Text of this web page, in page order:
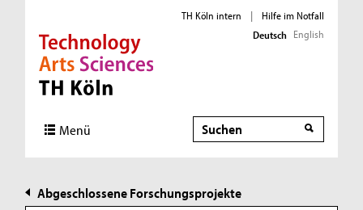
Direkt zur Hauptnavigation
Direkt zur Subnavigation
Direkt zum Inhalt
Direkt zum Fußbereich
TH Köln intern |
Hilfe im Notfall
Deutsch English
Menü Suche
Suche
Abgeschlossene Forschungsprojekte